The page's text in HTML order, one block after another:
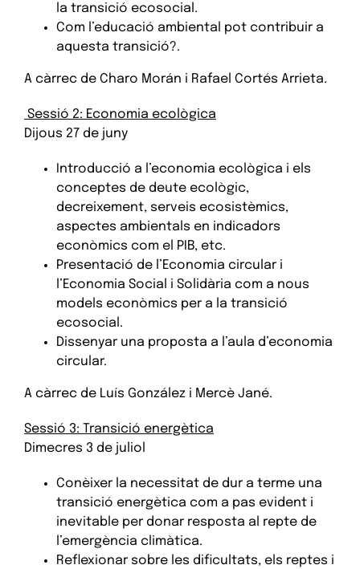
la transició ecosocial.
Com l’educació ambiental pot contribuir a
aquesta transició?.
A càrrec de Charo Morán i Rafael Cortés Arrieta.
Sessió 2: Economia ecològica
Dijous 27 de juny
Introducció a l’economia ecològica i els
conceptes de deute ecològic,
decreixement, serveis ecosistèmics,
aspectes ambientals en indicadors
econòmics com el PIB, etc.
Presentació de l’Economia circular i
l’Economia Social i Solidària com a nous
models econòmics per a la transició
ecosocial.
Dissenyar una proposta a l’aula d’economia
circular.
A càrrec de Luís González i Mercè Jané.
Sessió 3: Transició energètica
Dimecres 3 de juliol
Conèixer la necessitat de dur a terme una
transició energètica com a pas evident i
inevitable per donar resposta al repte de
l’emergència climàtica.
Reflexionar sobre les dificultats, els reptes i